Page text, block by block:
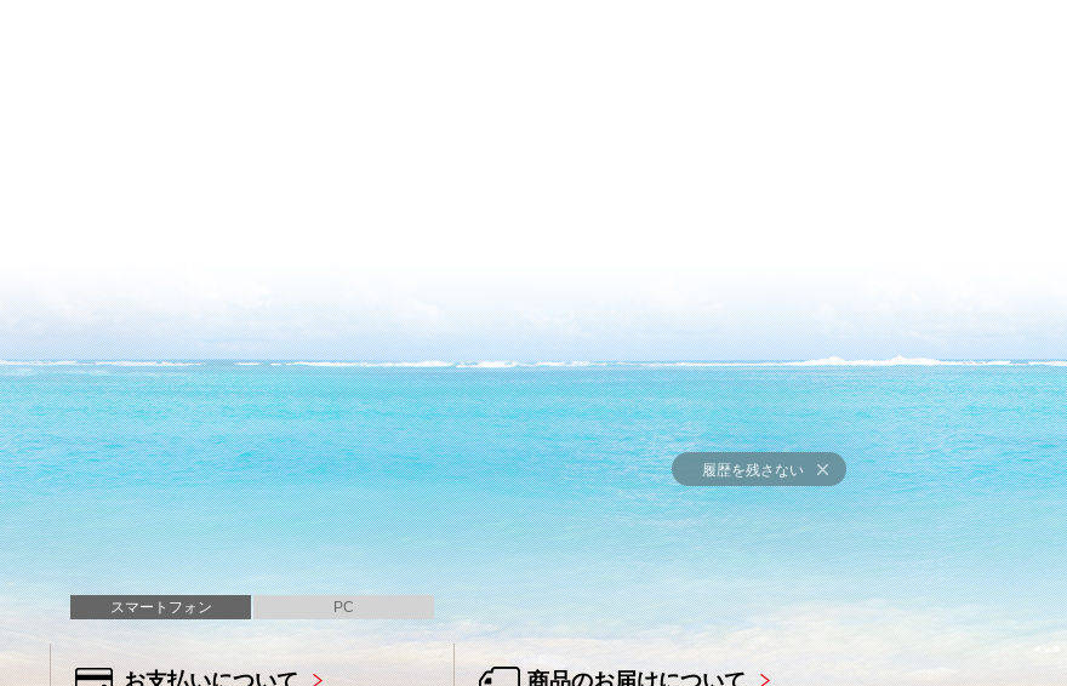
履歴を残さない
スマートフォン PC
お支払いについて 商品のお届けについて